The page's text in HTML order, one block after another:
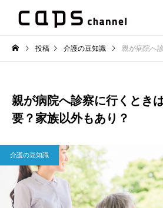
投稿 介護の豆知識 親が病院へ診察に行
親が病院へ診察に行くとき
要？家族以外もあり？
介護の豆知識